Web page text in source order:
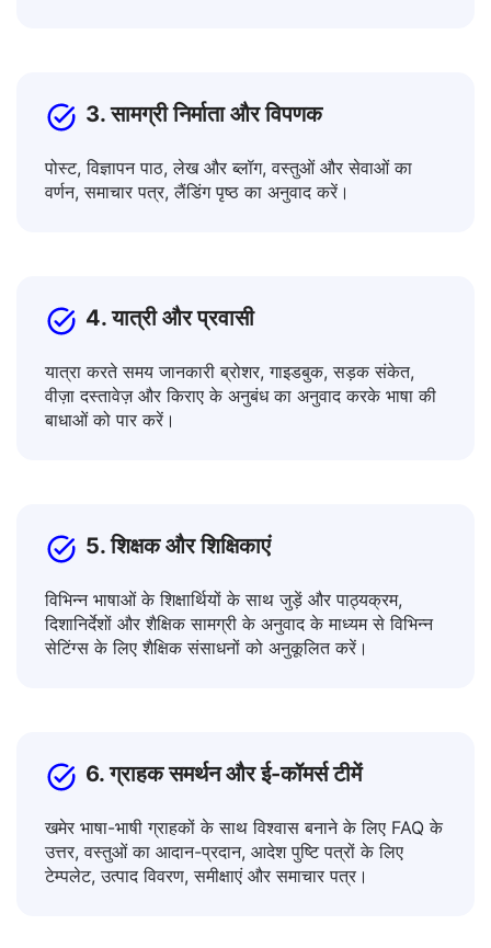
3. सामग्री निर्माता और विपणक
पोस्ट, विज्ञापन पाठ, लेख और ब्लॉग, वस्तुओं और सेवाओं का
वर्णन, समाचार पत्र, लैंडिंग पृष्ठ का अनुवाद करें।
4. यात्री और प्रवासी
यात्रा करते समय जानकारी ब्रोशर, गाइडबुक, सड़क संकेत,
वीज़ा दस्तावेज़ और किराए के अनुबंध का अनुवाद करके भाषा की
बाधाओं को पार करें।
5. शिक्षक और शिक्षिकाएं
विभिन्न भाषाओं के शिक्षार्थियों के साथ जुड़ें और पाठ्यक्रम,
दिशानिर्देशों और शैक्षिक सामग्री के अनुवाद के माध्यम से विभिन्न
सेटिंग्स के लिए शैक्षिक संसाधनों को अनुकूलित करें।
6. ग्राहक समर्थन और ई-कॉमर्स टीमें
खमेर भाषा-भाषी ग्राहकों के साथ विश्वास बनाने के लिए FAQ के
उत्तर, वस्तुओं का आदान-प्रदान, आदेश पुष्टि पत्रों के लिए
टेम्पलेट, उत्पाद विवरण, समीक्षाएं और समाचार पत्र।